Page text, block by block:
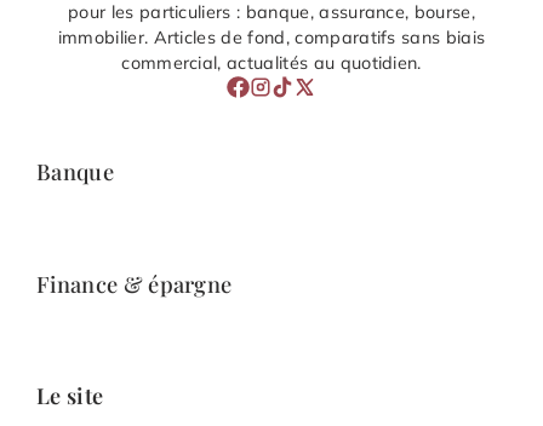
pour les particuliers : banque, assurance, bourse,
immobilier. Articles de fond, comparatifs sans biais
commercial, actualités au quotidien.
Banque
Finance & épargne
Le site